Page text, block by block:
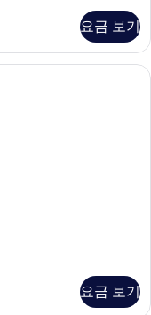
요금 보기
Garden View Suite | 고급 침구,
요금 보기